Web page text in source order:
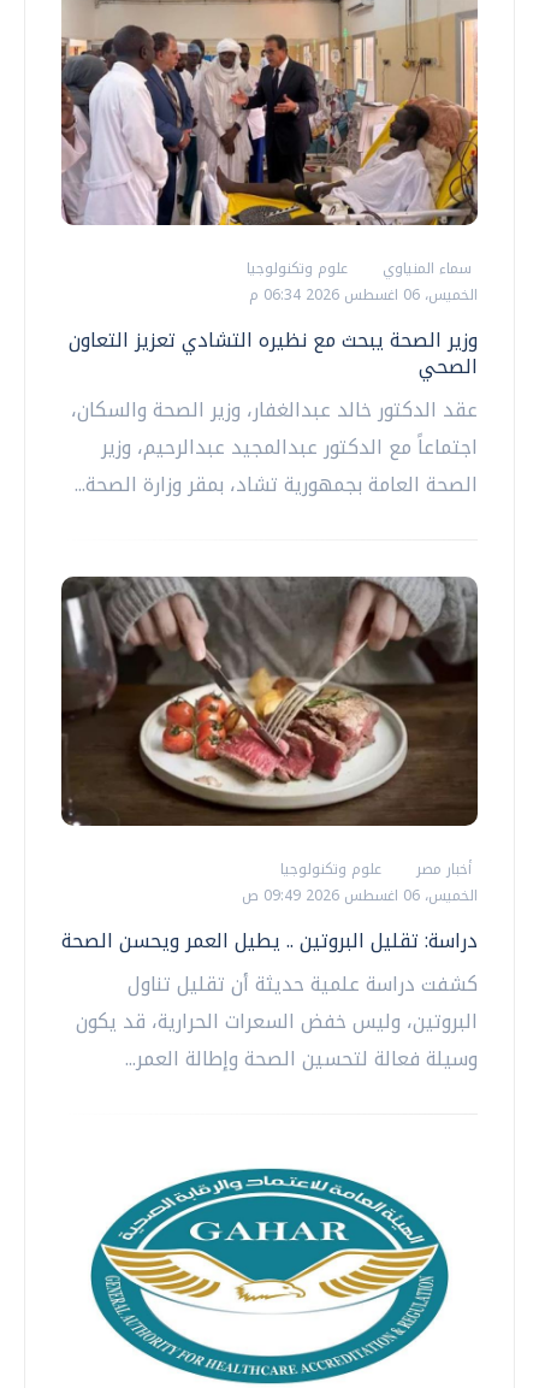
سماء المنياوي
علوم وتكنولوجيا
الخميس، 06 اغسطس 2026 06:34 م
وزير الصحة يبحث مع نظيره التشادي تعزيز التعاون
الصحي
عقد الدكتور خالد عبدالغفار، وزير الصحة والسكان،
اجتماعاً مع الدكتور عبدالمجيد عبدالرحيم، وزير
الصحة العامة بجمهورية تشاد، بمقر وزارة الصحة...
أخبار مصر
علوم وتكنولوجيا
الخميس، 06 اغسطس 2026 09:49 ص
دراسة: تقليل البروتين .. يطيل العمر ويحسن الصحة
كشفت دراسة علمية حديثة أن تقليل تناول
البروتين، وليس خفض السعرات الحرارية، قد يكون
وسيلة فعالة لتحسين الصحة وإطالة العمر...